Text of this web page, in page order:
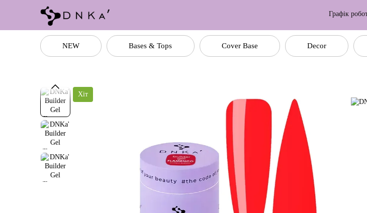
Перейти до основного контенту
Графік
NEW Bases & Tops Cover Base Decor
Хіт